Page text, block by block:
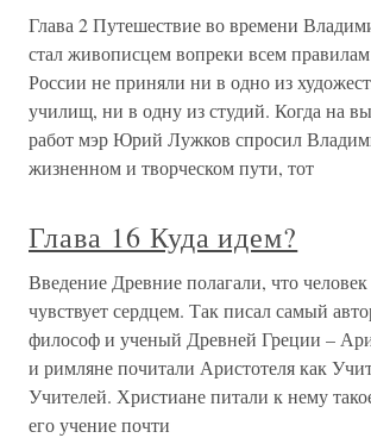
Глава 2 Путешествие во времени
стал живописцем вопреки всем
России не приняли ни в одно из
училищ, ни в одну из студий. Когда на
работ мэр Юрий Лужков спросил
жизненном и творческом пути, тот
Глава 16 Куда идем?
Введение Древние полагали, что
чувствует сердцем. Так писал самый
философ и ученый Древней Греции –
и римляне почитали Аристотеля как
Учителей. Христиане питали к нему
его учение почти